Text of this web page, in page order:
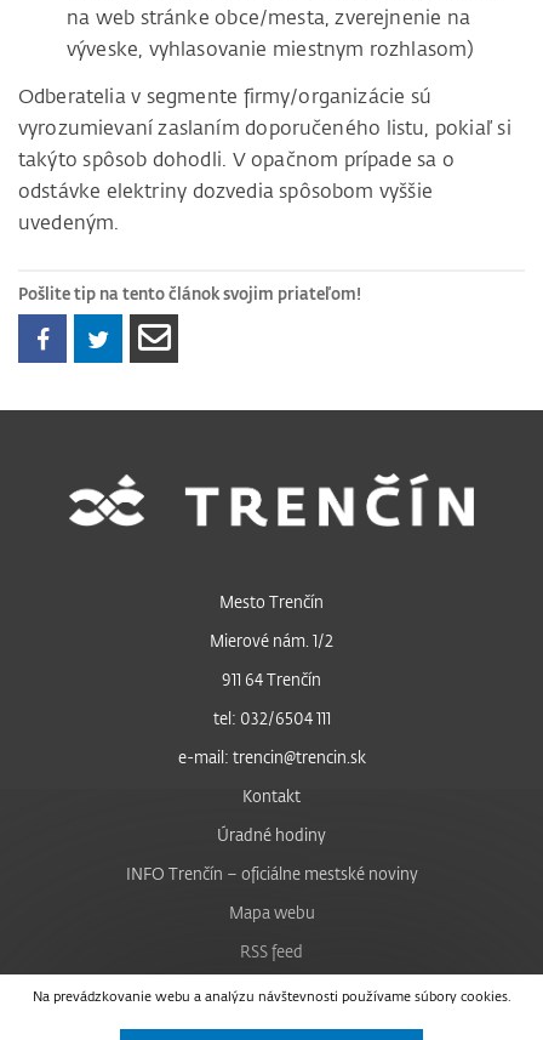
na web stránke obce/mesta, zverejnenie na
výveske, vyhlasovanie miestnym rozhlasom)
Odberatelia v segmente firmy/organizácie sú
vyrozumievaní zaslaním doporučeného listu, pokiaľ si
takýto spôsob dohodli. V opačnom prípade sa o
odstávke elektriny dozvedia spôsobom vyššie
uvedeným.
Pošlite tip na tento článok svojim priateľom!
Na prevádzkovanie webu a analýzu návštevnosti používame súbory cookies.
Mesto Trenčín
Mierové nám. 1/2
911 64 Trenčín
tel: 032/6504 111
e-mail: trencin@trencin.sk
Kontakt
Úradné hodiny
INFO Trenčín – oficiálne mestské noviny
Mapa webu
RSS feed
Nastavenie cookies
Facebook